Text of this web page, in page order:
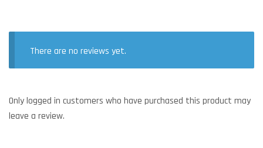
There are no reviews yet.
Only logged in customers who have purchased this product may
leave a review.